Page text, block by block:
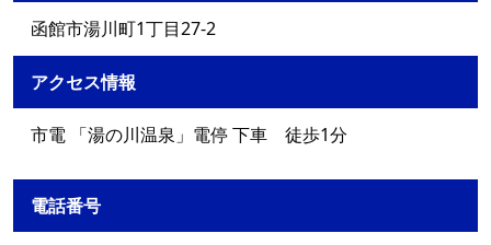
函館市湯川町1丁目27-2
アクセス情報
市電 「湯の川温泉」電停 下車 徒歩1分
電話番号